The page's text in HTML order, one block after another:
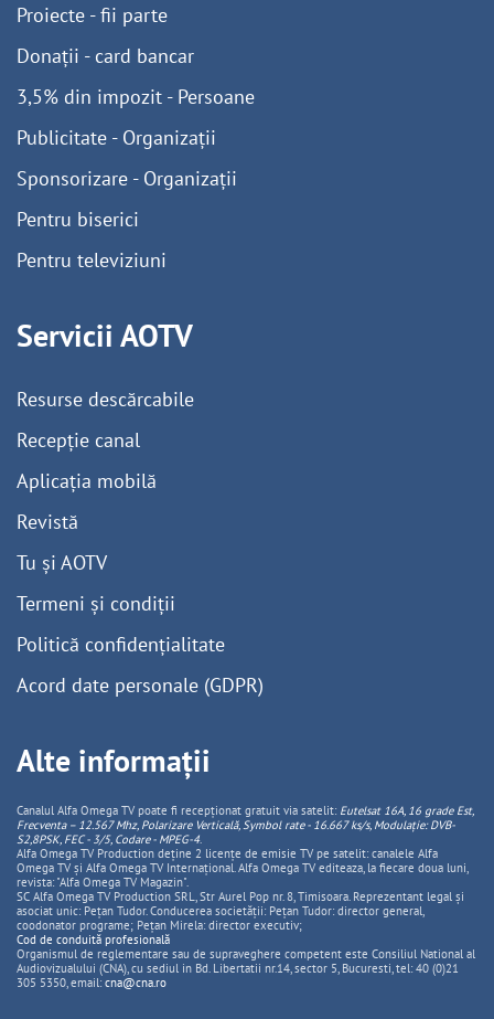
Proiecte - fii parte
Donații - card bancar
3,5% din impozit - Persoane
Publicitate - Organizații
Sponsorizare - Organizații
Pentru biserici
Pentru televiziuni
Servicii AOTV
Resurse descărcabile
Recepție canal
Aplicația mobilă
Revistă
Tu și AOTV
Termeni și condiții
Politică confidențialitate
Acord date personale (GDPR)
Alte informații
Canalul Alfa Omega TV poate fi recepționat gratuit via satelit: Eutelsat 16A, 16 grade Est,
Frecventa – 12.567 Mhz, PolarizareVerticală, Symbol rate - 16.667 ks/s, Modulație: DVB-
S2,8PSK, FEC - 3/5, Codare - MPEG-4.
Alfa Omega TV Production deține 2 licențe de emisie TV pe satelit: canalele Alfa
Omega TV și Alfa Omega TV Internațional. Alfa Omega TV editeaza, la fiecare doua luni,
revista: "Alfa Omega TV Magazin".
SC Alfa Omega TV Production SRL, Str Aurel Pop nr. 8, Timisoara. Reprezentant legal și
asociat unic: Pețan Tudor. Conducerea societății: Pețan Tudor: director general,
coodonator programe; Pețan Mirela: director executiv;
Cod de conduită profesională
Organismul de reglementare sau de supraveghere competent este Consiliul National al
Audiovizualului (CNA), cu sediul in Bd. Libertatii nr.14, sector 5, Bucuresti, tel: 40 (0)21
305 5350, email: cna@cna.ro